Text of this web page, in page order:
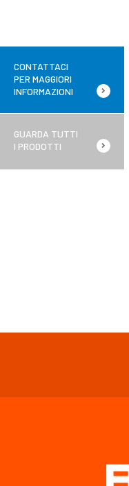
CONTATTACI
PER MAGGIORI
INFORMAZIONI
GUARDA TUTTI
I PRODOTTI